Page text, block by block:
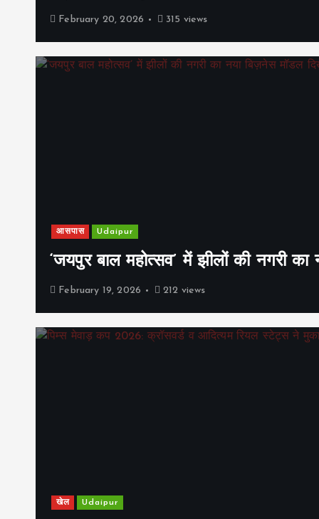
February 20, 2026 315 views
आसपास Udaipur
‘जयपुर बाल महोत्सव’ में झीलों की नगरी
February 19, 2026 212 views
खेल Udaipur